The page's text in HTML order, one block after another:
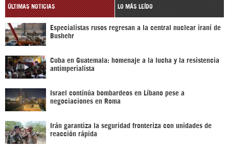
ÚLTIMAS NOTICIAS LO MÁS LEÍDO
Especialistas rusos regresan a la central nuclear iraní de
Bushehr
Cuba en Guatemala: homenaje a la lucha y la resistencia
antimperialista
Israel continúa bombardeos en Líbano pese a
negociaciones en Roma
Irán garantiza la seguridad fronteriza con unidades de
reacción rápida